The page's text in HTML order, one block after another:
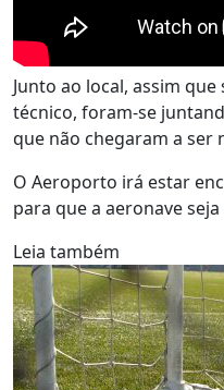
Junto ao local, assim
técnico, foram-se
que não chegaram a ser
O Aeroporto irá estar
para que a aeronave
Leia também